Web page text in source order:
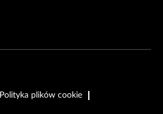
Polityka plików cookie